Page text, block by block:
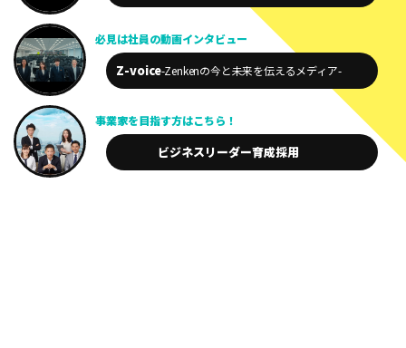
必見は社員の動画インタビュー
Z-voice-Zenkenの今と未来を伝えるメディア-
事業家を目指す方はこちら！
ビジネスリーダー育成採用